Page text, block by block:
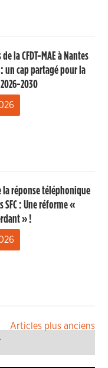
la CFDT-MAE à Nantes
un cap partagé pour la
2030
la réponse téléphonique
SFC : Une réforme «
» !
Articles plus anciens